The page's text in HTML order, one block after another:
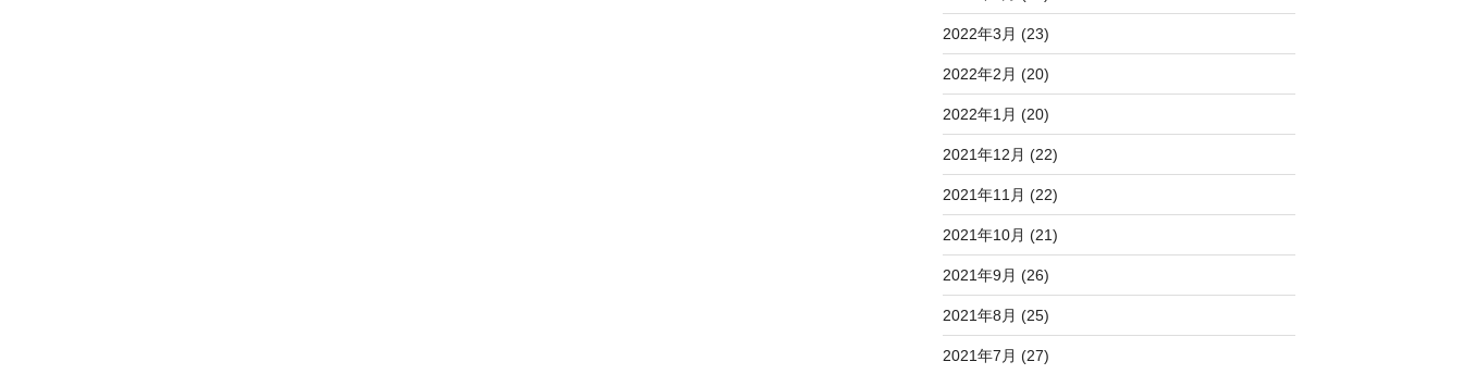
2022年3月 (23)
2022年2月 (20)
2022年1月 (20)
2021年12月 (22)
2021年11月 (22)
2021年10月 (21)
2021年9月 (26)
2021年8月 (25)
2021年7月 (27)